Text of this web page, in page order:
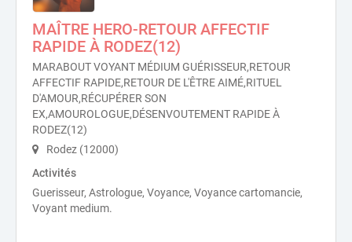
MAÎTRE HERO-RETOUR AFFECTIF
RAPIDE À RODEZ(12)
MARABOUT VOYANT MÉDIUM GUÉRISSEUR,RETOUR
AFFECTIF RAPIDE,RETOUR DE L'ÊTRE AIMÉ,RITUEL
D'AMOUR,RÉCUPÉRER SON
EX,AMOUROLOGUE,DÉSENVOUTEMENT RAPIDE À
RODEZ(12)
Rodez (12000)
Activités
Guerisseur, Astrologue, Voyance, Voyance cartomancie,
Voyant medium.